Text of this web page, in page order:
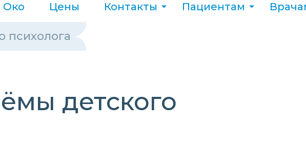
Око Цены Контакты Пациентам
психолога
детского